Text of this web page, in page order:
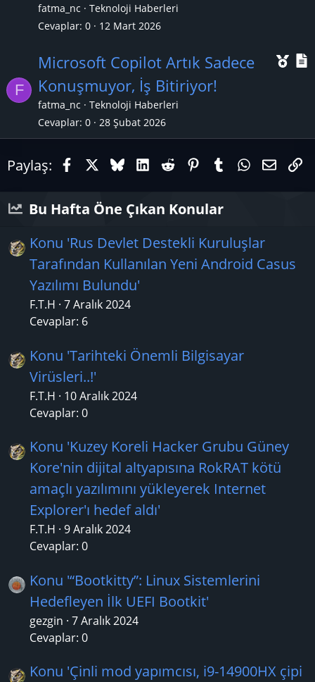
fatma_nc
Teknoloji Haberleri
Cevaplar 0 12 Mart 2026
F
Ö
ı
k
l
Microsoft Copilot Artık Sadece
Konuşmuyor, İş Bitiriyor!
fatma_nc
Teknoloji Haberleri
Cevaplar 0 28 Şubat 2026
Paylaş: FacebookX (Twitter)
BlueskyLinkedIn
RedditPinterestTumblrE-
Bu Hafta Öne Çıkan Konular
Konu 'Rus Devlet Destekli Kuruluşlar
Tarafından Kullanılan Yeni Android Casus
Yazılımı Bulundu'
F.T.H 7 Aralık 2024
Cevaplar: 6
Konu 'Tarihteki Önemli Bilgisayar
Virüsleri..!'
F.T.H
10 Aralık 2024
Cevaplar: 0
Konu 'Kuzey Koreli Hacker Grubu Güney
Kore'nin dijital altyapısına RokRAT kötü
amaçlı yazılımını yükleyerek Internet
Explorer'ı hedef aldı'
F.T.H 9 Aralık 2024
Cevaplar: 0
Konu '“Bootkitty”: Linux Sistemlerini
Hedefleyen İlk UEFI Bootkit'
gezgin 7 Aralık 2024
Cevaplar: 0
Konu 'Çinli mod yapımcısı, i9-14900HX çipi